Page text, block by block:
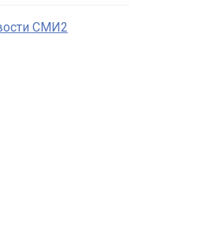
СМИ2